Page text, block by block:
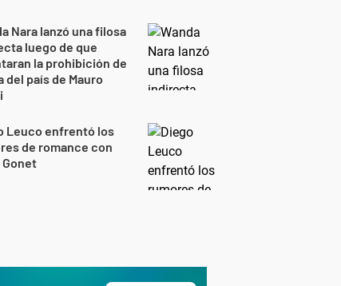
Nara lanzó una filosa
luego de que
la prohibición de
del país de Mauro
Leuco enfrentó los
de romance con